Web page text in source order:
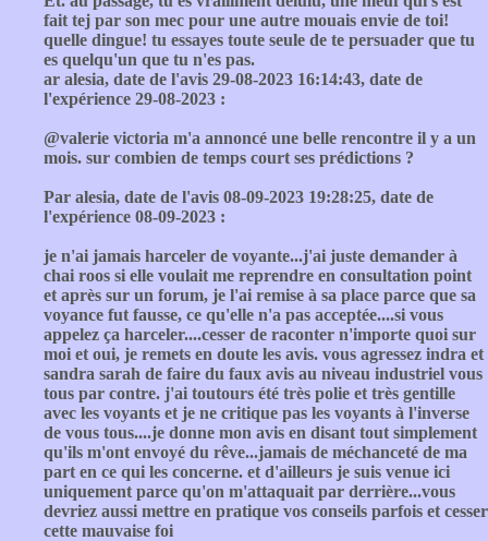
fait tej par son mec pour une autre mouais envie de toi!
quelle dingue! tu essayes toute seule de te persuader que tu
es quelqu'un que tu n'es pas.
ar alesia, date de l'avis 29-08-2023 16:14:43, date de
l'expérience 29-08-2023 :
@valerie victoria m'a annoncé une belle rencontre il y a un
mois. sur combien de temps court ses prédictions ?
Par alesia, date de l'avis 08-09-2023 19:28:25, date de
l'expérience 08-09-2023 :
je n'ai jamais harceler de voyante...j'ai juste demander à
chai roos si elle voulait me reprendre en consultation point
et après sur un forum, je l'ai remise à sa place parce que sa
voyance fut fausse, ce qu'elle n'a pas acceptée....si vous
appelez ça harceler....cesser de raconter n'importe quoi sur
moi et oui, je remets en doute les avis. vous agressez indra et
sandra sarah de faire du faux avis au niveau industriel vous
tous par contre. j'ai toutours été très polie et très gentille
avec les voyants et je ne critique pas les voyants à l'inverse
de vous tous....je donne mon avis en disant tout simplement
qu'ils m'ont envoyé du rêve...jamais de méchanceté de ma
part en ce qui les concerne. et d'ailleurs je suis venue ici
uniquement parce qu'on m'attaquait par derrière...vous
devriez aussi mettre en pratique vos conseils parfois et cesser
cette mauvaise foi